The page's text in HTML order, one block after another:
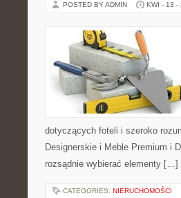
POSTED BY ADMIN KWI - 13 -
dotyczących foteli i szeroko
Designerskie i Meble Premium i
rozsądnie wybierać elementy […]
CATEGORIES: NIERUCHOMOŚCI